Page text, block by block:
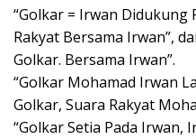
“Golkar = Irwan Didukung
Rakyat Bersama Irwan”,
Golkar. Bersama Irwan”.
“Golkar Mohamad Irwan
Golkar, Suara Rakyat
“Golkar Setia Pada Irwan,